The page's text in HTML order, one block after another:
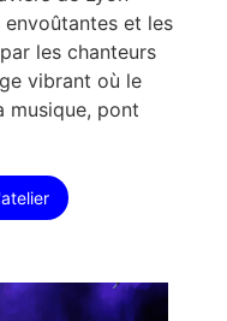
et les
les chanteurs
vibrant où le
musique, pont